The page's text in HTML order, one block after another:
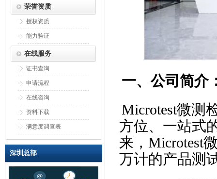
荣誉资质
授权资质
能力验证
在线服务
证书查询
申请流程
在线咨询
资料下载
满意度调查表
深圳总部
一、公司简介
Microtest微测
方位、一站式
来，Microtest
万计的产品测